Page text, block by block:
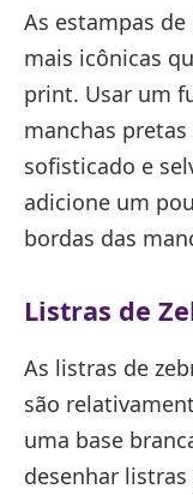
As estampas
mais icônicas
print. Usar um
manchas
sofisticado e
adicione um
bordas das
Listras de
As listras de
são
uma base
desenhar